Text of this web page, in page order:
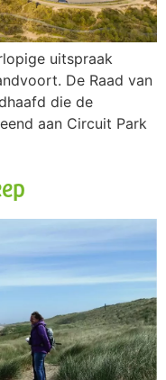
uitspraak
De Raad van
die de
aan Circuit Park